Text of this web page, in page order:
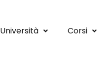
Università Corsi